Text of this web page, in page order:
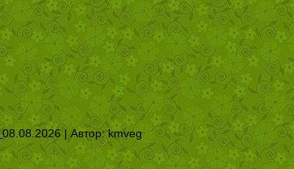
08.08.2026 | Автор:kmveg